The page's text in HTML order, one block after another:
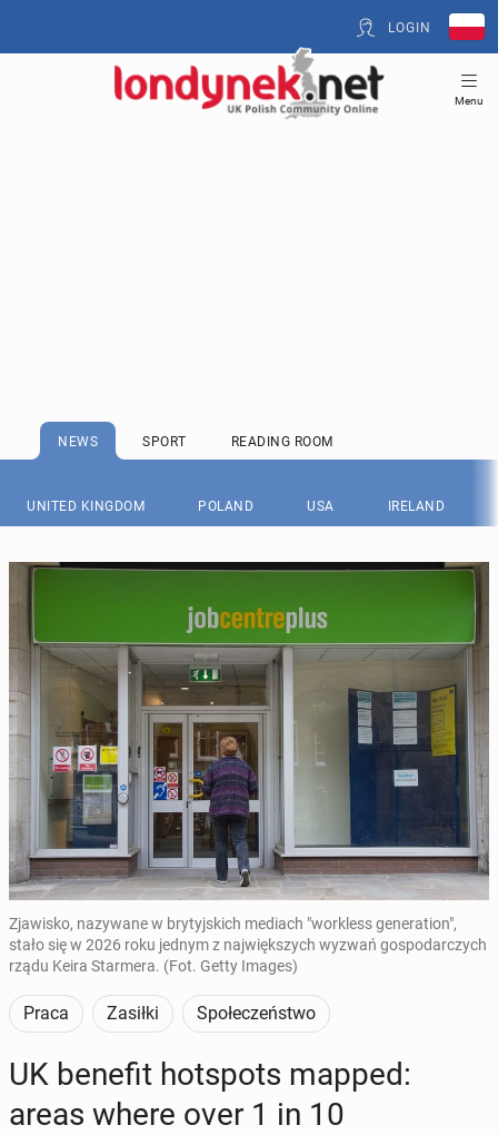
LOGIN
Menu
NEWS SPORT READING ROOM
UNITED KINGDOM POLAND USA IRELAND
Zjawisko, nazywane w brytyjskich mediach "workless generation",
stało się w 2026 roku jednym z największych wyzwań gospodarczych
rządu Keira Starmera. (Fot. Getty Images)
Praca Zasiłki Społeczeństwo
UK benefit hotspots mapped:
areas where over 1 in 10